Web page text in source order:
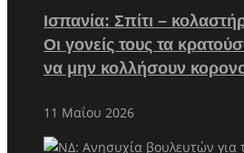
Ισπανία: Σπίτι –
Οι γονείς τους τα
να μην κολλήσουν
11 Μαΐου 2026